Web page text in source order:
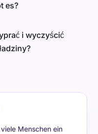
es?
i wyczyścić
Menschen ein